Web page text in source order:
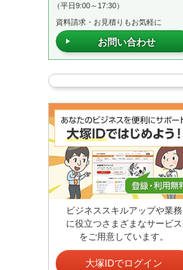
（平日9:00～17:30）
資料請求・お見積りもお気軽に
お問い合わせ
ビジネススキルアップや業務
に役立つさまざまなサービス
をご用意しています。
大塚IDでログイン